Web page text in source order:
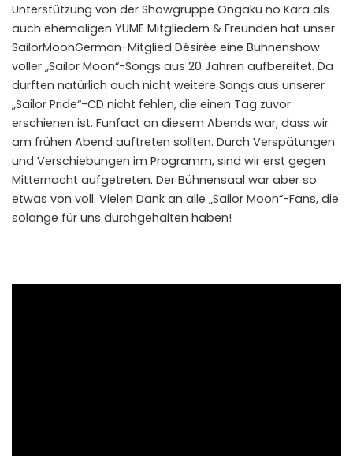
Unterstützung von der Showgruppe Ongaku no Kara als
auch ehemaligen YUME Mitgliedern & Freunden hat unser
SailorMoonGerman-Mitglied Désirée eine Bühnenshow
voller „Sailor Moon“-Songs aus 20 Jahren aufbereitet. Da
durften natürlich auch nicht weitere Songs aus unserer
„Sailor Pride“-CD nicht fehlen, die einen Tag zuvor
erschienen ist. Funfact an diesem Abends war, dass wir
am frühen Abend auftreten sollten. Durch Verspätungen
und Verschiebungen im Programm, sind wir erst gegen
Mitternacht aufgetreten. Der Bühnensaal war aber so
etwas von voll. Vielen Dank an alle „Sailor Moon“-Fans, die
solange für uns durchgehalten haben!